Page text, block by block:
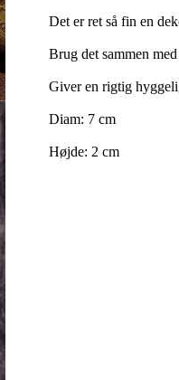
Det er ret så fin en
Brug det sammen
Giver en rigtig
Diam: 7 cm
Højde: 2 cm